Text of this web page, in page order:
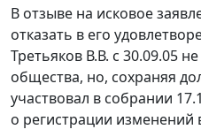
В отзыве на исковое
отказать в его
Третьяков В.В. с 30.09.05
общества, но, сохраняя
участвовал в собрании
о регистрации изменений